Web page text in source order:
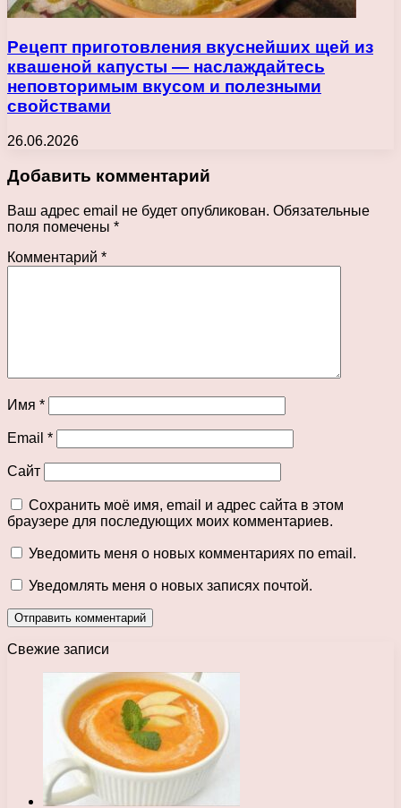
Рецепт приготовления вкуснейших щей из
квашеной капусты — наслаждайтесь
неповторимым вкусом и полезными
свойствами
26.06.2026
Добавить комментарий
Ваш адрес email не будет опубликован. Обязательные
поля помечены *
Комментарий *
Имя *
Email *
Сайт
Сохранить моё имя, email и адрес сайта в этом
браузере для последующих моих комментариев.
Уведомить меня о новых комментариях по email.
Уведомлять меня о новых записях почтой.
Свежие записи